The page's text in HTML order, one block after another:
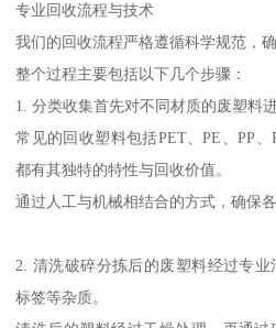
专业回收流程与技术
我们的回收流程严格遵循科学规范，
整个过程主要包括以下几个步骤：
1. 分类收集首先对不同材质的废塑料
常见的回收塑料包括PET、PE、PP
都有其独特的特性与回收价值。
通过人工与机械相结合的方式，确保
2. 清洗破碎分拣后的废塑料经过专业
标签等杂质。